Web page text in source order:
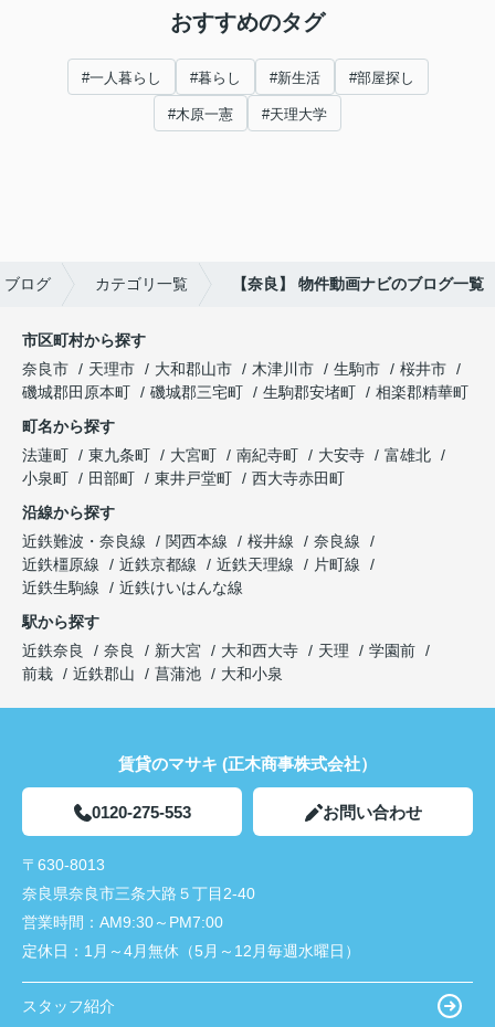
おすすめのタグ
#一人暮らし #暮らし #新生活 #部屋探し
#木原一憲 #天理大学
ブログ カテゴリ一覧 【奈良】 物件動画ナビのブログ一覧
市区町村から探す
奈良市
天理市 大和郡山市 木津川市 生駒市
桜井市
磯城郡田原本町
磯城郡三宅町 生駒郡安堵町
相楽郡精華町
町名から探す
法蓮町
東九条町 大宮町 南紀寺町 大安寺
富雄北
小泉町
田部町 東井戸堂町
西大寺赤田町
沿線から探す
近鉄難波・奈良線
関西本線 桜井線
奈良線
近鉄橿原線
近鉄京都線 近鉄天理線
片町線
近鉄生駒線
近鉄けいはんな線
駅から探す
近鉄奈良
奈良 新大宮 大和西大寺 天理
学園前
前栽
近鉄郡山 菖蒲池 大和小泉
賃貸のマサキ (正木商事株式会社）
0120-275-553 お問い合わせ
〒630-8013
奈良県奈良市三条大路５丁目2-40
営業時間： AM9:30～PM7:00
定休日： 1月～4月無休（5月～12月毎週水曜日）
スタッフ紹介